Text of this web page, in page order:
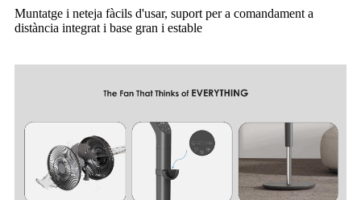
Muntatge i neteja fàcils d'usar, suport per a comandament a
distància integrat i base gran i estable